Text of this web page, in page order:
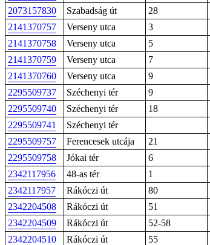
2073157830
Szabadság út 28
2141370757
Verseny utca 3
2141370758
Verseny utca 5
2141370759
Verseny utca 7
2141370760
Verseny utca 9
2295509737
Széchenyi tér 9
2295509740
Széchenyi tér 18
2295509741
Széchenyi tér
2295509757
Ferencesek utcája 21
2295509758
Jókai tér 6
2342117956
48-as tér 1
2342117957
Rákóczi út 80
2342204508
Rákóczi út 51
2342204509
Rákóczi út 52-58
2342204510
Rákóczi út 55